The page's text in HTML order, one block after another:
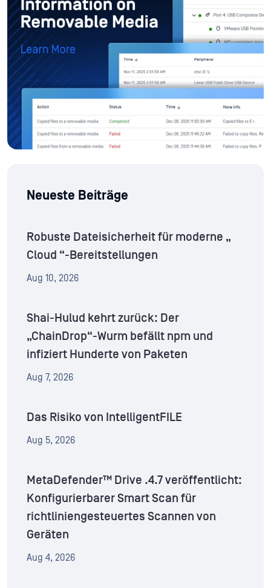
Neueste Beiträge
Robuste Dateisicherheit für moderne „
Cloud “-Bereitstellungen
Aug 10, 2026
Shai-Hulud kehrt zurück: Der
„ChainDrop“-Wurm befällt npm und
infiziert Hunderte von Paketen
Aug 7, 2026
Das Risiko von IntelligentFILE
Aug 5, 2026
MetaDefender™ Drive .4.7 veröffentlicht:
Konfigurierbarer Smart Scan für
richtliniengesteuertes Scannen von
Geräten
Aug 4, 2026